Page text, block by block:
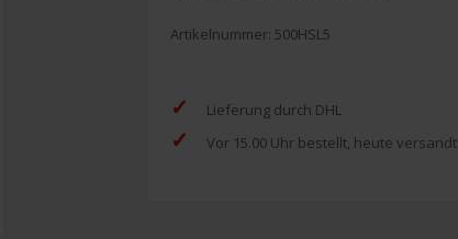
Artikelnummer: 500HSL5
✓ Lieferung durch DHL
✓ Vor 15.00 Uhr bestellt, heute versandt